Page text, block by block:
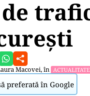
Macovei, în ACTUALITATE
preferată în Google